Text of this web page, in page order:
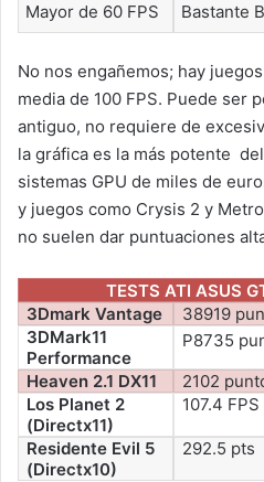
Mayor de 60 FPS Bastante
No nos engañemos; hay
media de 100 FPS. Puede ser
antiguo, no requiere de
la gráfica es la más potente
sistemas GPU de miles de
y juegos como Crysis 2 y
no suelen dar puntuaciones
TESTS ATI ASUS
3Dmark Vantage
38919
3DMark11
Performance
P8735
Heaven 2.1 DX11
2102
Los Planet 2
(Directx11)
107.4 FPS
Residente Evil 5
(Directx10)
292.5 pts